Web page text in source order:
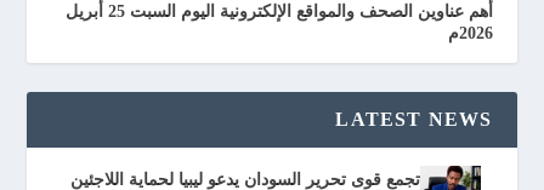
أهم عناوين الصحف والمواقع الإلكترونية اليوم السبت 25 أبريل
2026م
LATEST NEWS
تجمع قوى تحرير السودان يدعو ليبيا لحماية اللاجئين